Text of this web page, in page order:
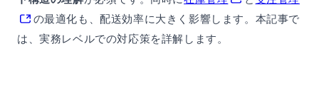
の最適化も、配送効率に大きく影響します。本記事で
は、実務レベルでの対応策を詳解します。